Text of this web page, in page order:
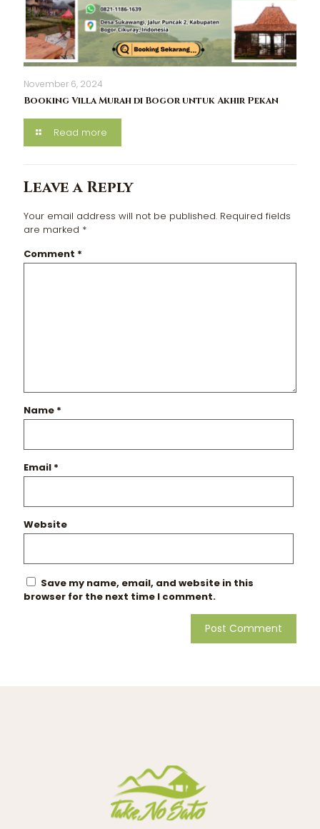
November 6, 2024
Booking Villa Murah di Bogor untuk Akhir Pekan
Read more
Leave a Reply
Your email address will not be published. Required fields
are marked *
Comment *
Name *
Email *
Website
Save my name, email, and website in this
browser for the next time I comment.